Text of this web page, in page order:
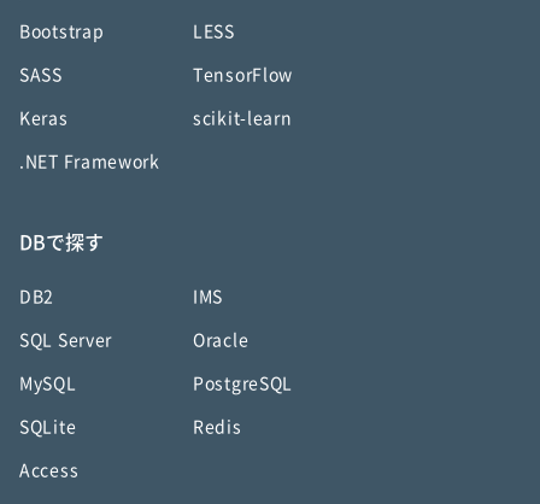
Bootstrap LESS
SASS TensorFlow
Keras scikit-learn
.NET Framework
DBで探す
DB2 IMS
SQL Server Oracle
MySQL PostgreSQL
SQLite Redis
Access